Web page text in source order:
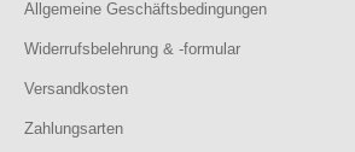
Allgemeine Geschäftsbedingungen
Widerrufsbelehrung & -formular
Versandkosten
Zahlungsarten